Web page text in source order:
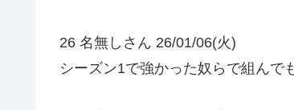
26 名無しさん 26/01/06(火)
シーズン1で強かった奴らで組んで